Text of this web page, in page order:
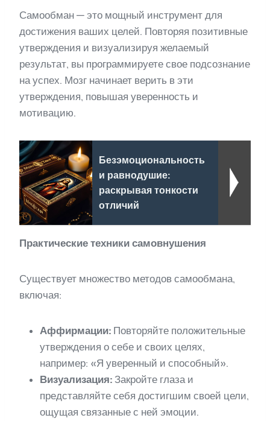
Самообман — это мощный инструмент для
достижения ваших целей. Повторяя позитивные
утверждения и визуализируя желаемый
результат, вы программируете свое подсознание
на успех. Мозг начинает верить в эти
утверждения, повышая уверенность и
мотивацию.
Безэмоциональность
и равнодушие:
раскрывая тонкости
отличий
Практические техники самовнушения
Существует множество методов самообмана,
включая:
Аффирмации: Повторяйте положительные
утверждения о себе и своих целях,
например: «Я уверенный и способный».
Визуализация: Закройте глаза и
представляйте себя достигшим своей цели,
ощущая связанные с ней эмоции.